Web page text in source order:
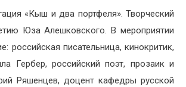
«Кыш и два портфеля». Творческий
Юза Алешковского. В мероприятии
российская писательница, кинокритик,
Гербер, российский поэт, прозаик и
Ряшенцев, доцент кафедры русской